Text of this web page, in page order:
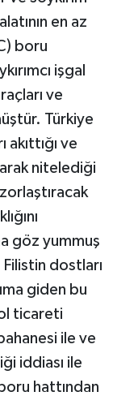
en az
boru
işgal
ve
Türkiye
ve
nitelediği
göz yummuş
dostları
giden bu
ticareti
ile ve
iddiası ile
hattından